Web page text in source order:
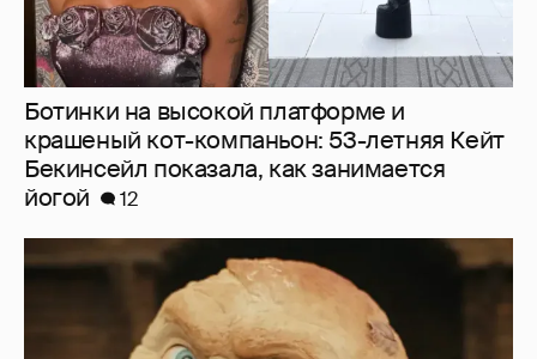
Нулевой рейтинг, мемы и "туалетный
юмор": в сети обсуждают провал "Колобка"